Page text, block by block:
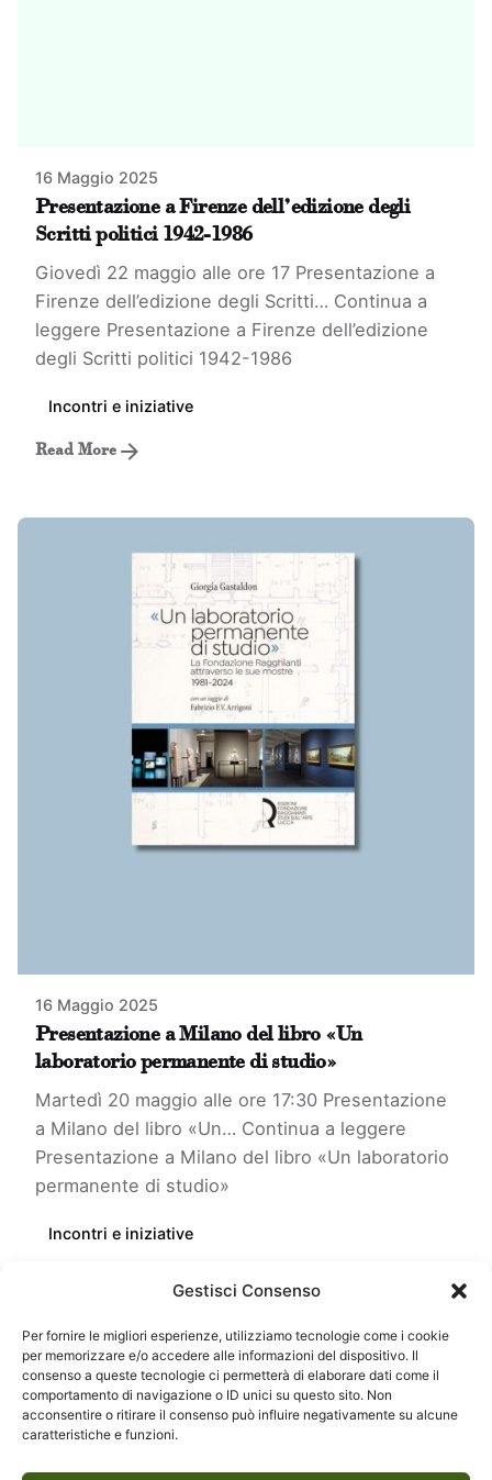
Gestisci Consenso
Per fornire le migliori esperienze, utilizziamo tecnologie come i cookie
per memorizzare e/o accedere alle informazioni del dispositivo. Il
consenso a queste tecnologie ci permetterà di elaborare dati come il
comportamento di navigazione o ID unici su questo sito. Non
acconsentire o ritirare il consenso può influire negativamente su alcune
caratteristiche e funzioni.
16 Maggio 2025
Presentazione a Firenze dell’edizione degli
Scritti politici 1942-1986
Giovedì 22 maggio alle ore 17 Presentazione a
Firenze dell’edizione degli Scritti… Continua a
leggere Presentazione a Firenze dell’edizione
degli Scritti politici 1942-1986
Incontri e iniziative
Read More
16 Maggio 2025
Presentazione a Milano del libro «Un
laboratorio permanente di studio»
Martedì 20 maggio alle ore 17:30 Presentazione
a Milano del libro «Un… Continua a leggere
Presentazione a Milano del libro «Un laboratorio
permanente di studio»
Incontri e iniziative